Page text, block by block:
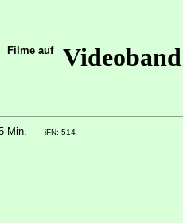
Filme auf
Min. iFN: 514